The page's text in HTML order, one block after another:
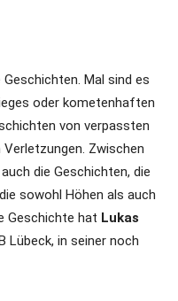
Mal sind es
oder kometenhaften
von verpassten
Zwischen
die Geschichten, die
sowohl Höhen als auch
Geschichte hat Lukas
Lübeck, in seiner noch